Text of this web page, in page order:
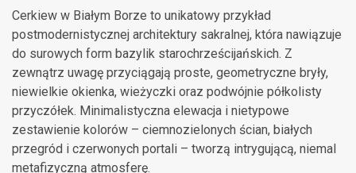
Cerkiew w Białym Borze to unikatowy przykład
postmodernistycznej architektury sakralnej, która nawiązuje
do surowych form bazylik starochrześcijańskich. Z
zewnątrz uwagę przyciągają proste, geometryczne bryły,
niewielkie okienka, wieżyczki oraz podwójnie półkolisty
przyczółek. Minimalistyczna elewacja i nietypowe
zestawienie kolorów – ciemnozielonych ścian, białych
przegród i czerwonych portali – tworzą intrygującą, niemal
metafizyczną atmosferę.